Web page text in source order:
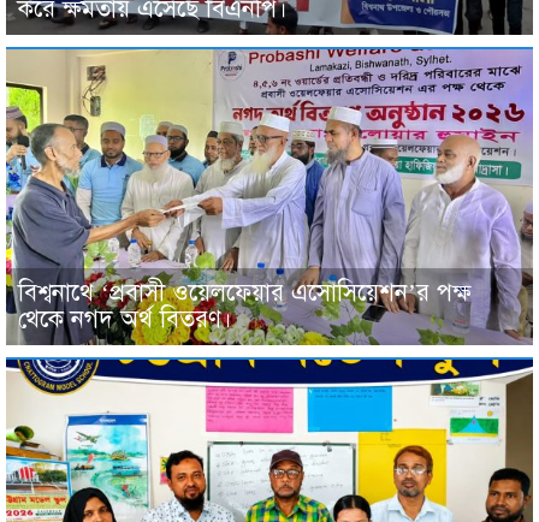
করে ক্ষমতায় এসেছে বিএনপি।
বিশ্বনাথে ‘প্রবাসী ওয়েলফেয়ার এসোসিয়েশন’র পক্ষ
থেকে নগদ অর্থ বিতরণ।